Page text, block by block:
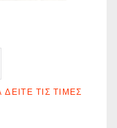
ΤΙΣ ΤΙΜΈΣ